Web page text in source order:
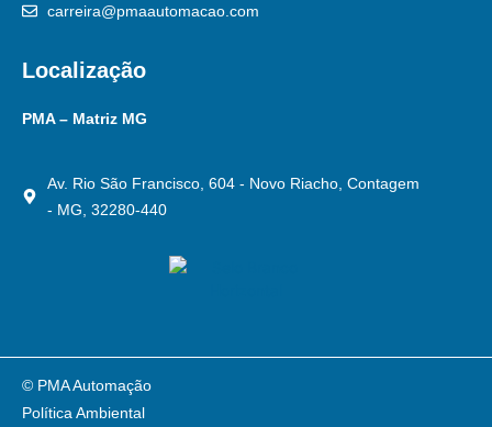
carreira@pmaautomacao.com
Localização
PMA – Matriz MG
Av. Rio São Francisco, 604 - Novo Riacho, Contagem
- MG, 32280-440
Política Ambiental
© PMA Automação